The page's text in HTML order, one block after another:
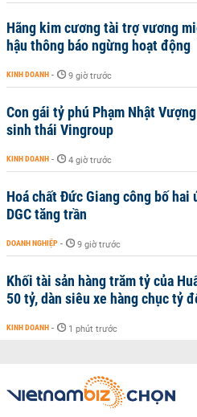
Hãng kim cương tài trợ vương
hậu thông báo ngừng hoạt động
KINH DOANH - 9 giờ trước
Con gái tỷ phú Phạm Nhật
sinh thái Vingroup
KINH DOANH - 4 giờ trước
Hoá chất Đức Giang công bố hai
DGC tăng trần
DOANH NGHIỆP - 9 giờ trước
Khối tài sản hàng trăm tỷ của
50 tỷ, dàn siêu xe hàng chục tỷ
KINH DOANH - 1 phút trước